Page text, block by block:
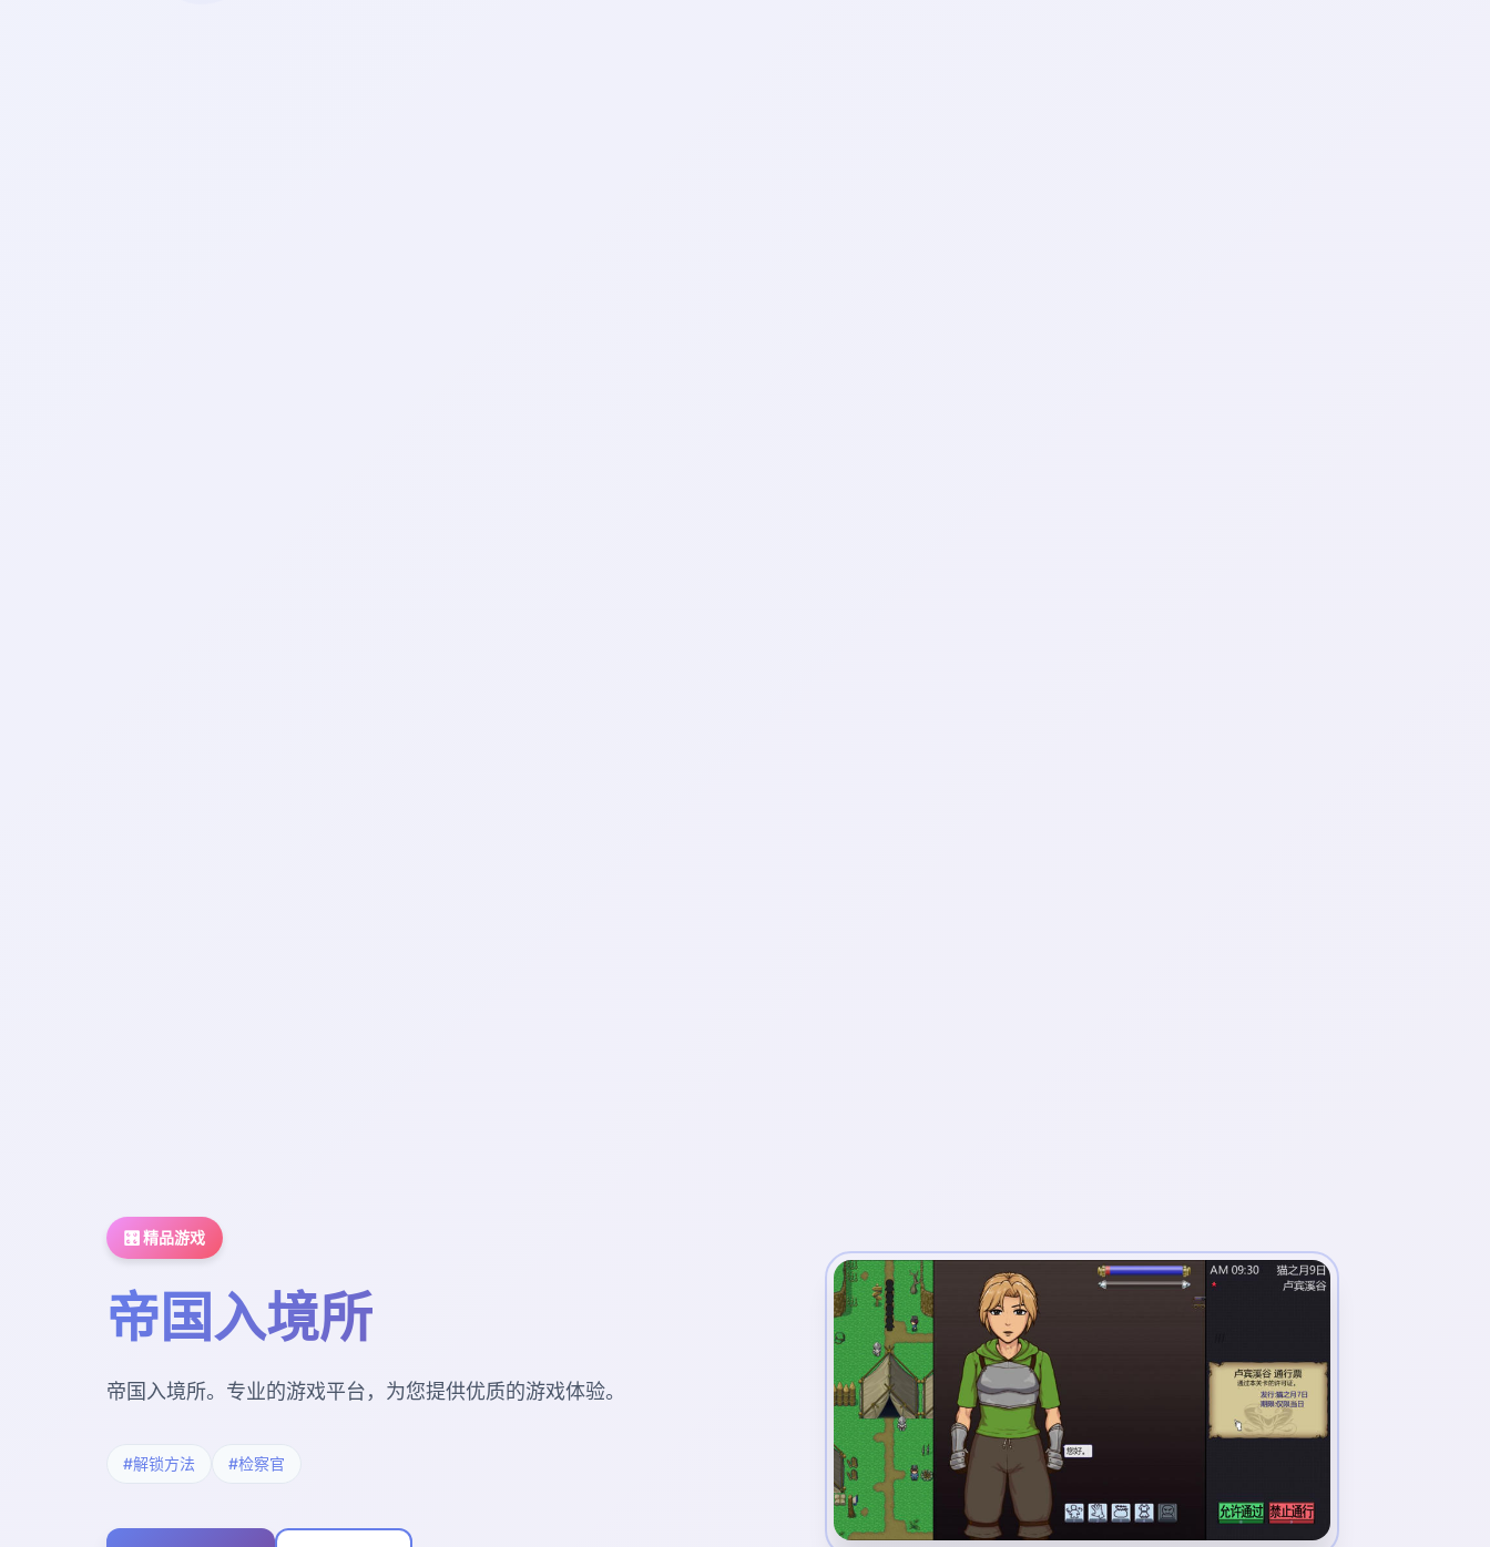
🎛️ 精品游戏
帝国入境所
帝国入境所。专业的游戏平台，为您提供优质的游戏体验。
#解锁方法 #检察官